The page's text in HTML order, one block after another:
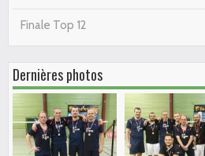
Finale Top 12
Dernières photos